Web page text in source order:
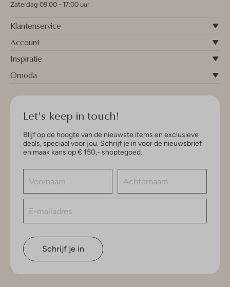
Zaterdag 09:00 - 17:00 uur
Klantenservice
Account
Inspiratie
Omoda
Let's keep in touch!
Blijf op de hoogte van de nieuwste items en exclusieve
deals, speciaal voor jou. Schrijf je in voor de nieuwsbrief
en maak kans op € 150,- shoptegoed.
Schrijf je in